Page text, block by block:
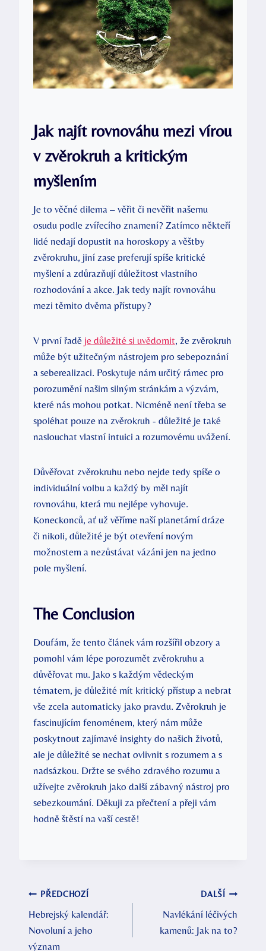
Jak najít‍ rovnováhu mezi vírou
v zvěrokruh ⁤a kritickým
myšlením
Je to věčné dilema – věřit či nevěřit našemu
osudu podle zvířecího znamení? ‌Zatímco někteří
lidé nedají dopustit⁤ na horoskopy a věštby
zvěrokruhu, jiní zase preferují ​spíše ​kritické
myšlení a zdůrazňují důležitost vlastního
rozhodování ⁢a akce. Jak⁣ tedy najít rovnováhu
mezi těmito dvěma přístupy?
V první řadě‌ je důležité si uvědomit, že zvěrokruh
⁢může být užitečným nástrojem ⁤pro sebepoznání
a seberealizaci. Poskytuje nám⁤ určitý rámec pro
porozumění našim ‍silným stránkám a⁣ výzvám,
které ⁣nás mohou potkat. Nicméně není třeba⁣ se
spoléhat pouze na zvěrokruh ‌-⁢ důležité ⁤je také
naslouchat vlastní intuici a ⁢rozumovému uvážení.
Důvěřovat zvěrokruhu nebo nejde tedy spíše o
individuální volbu a ⁢každý​ by měl ‍najít
rovnováhu, která ⁤mu nejlépe vyhovuje.
Koneckonců, ať už věříme naší planetární dráze
‍či ⁢nikoli,⁤ důležité je být otevření novým
možnostem a ​nezůstávat vázáni ‍jen na jedno
pole myšlení.
The Conclusion
Doufám, že tento článek vám‍ rozšířil obzory a
pomohl vám lépe porozumět ‌zvěrokruhu a
důvěřovat ⁤mu. Jako s každým vědeckým
tématem, je důležité ‌mít kritický přístup a nebrat
vše zcela automaticky jako pravdu. Zvěrokruh je
⁤fascinujícím fenoménem, který nám může
poskytnout zajímavé insighty do našich⁤ životů,
ale je důležité se nechat ovlivnit ⁣s ⁤rozumem⁢ a s
⁤nadsázkou. Držte ‍se svého zdravého rozumu a‌
užívejte zvěrokruh jako další zábavný nástroj pro
sebezkoumání. Děkuji za přečtení a přeji⁣ vám
hodně štěstí na vaší cestě!
Navigace
pro
PŘEDCHOZÍ
Hebrejský kalendář:
Novoluní a jeho
význam
DALŠÍ
Navlékání léčivých
kamenů: Jak na to?